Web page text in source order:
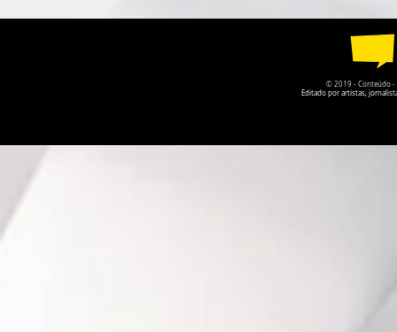
DA PRÓPRIA HISTÓRIA
AGOSTO
© 2019 - Conteúdo -
Editado por artistas,